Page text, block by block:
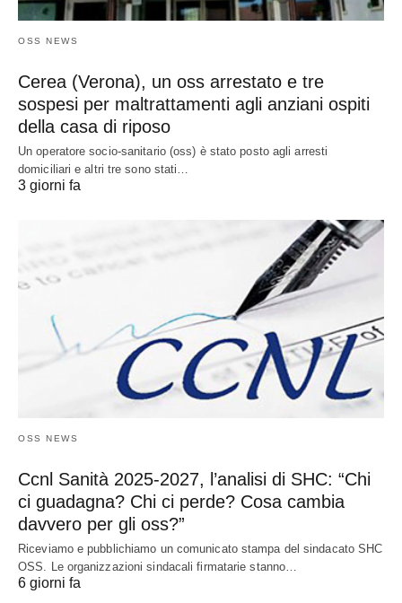
OSS NEWS
Cerea (Verona), un oss arrestato e tre
sospesi per maltrattamenti agli anziani ospiti
della casa di riposo
Un operatore socio-sanitario (oss) è stato posto agli arresti
domiciliari e altri tre sono stati…
3 giorni fa
OSS NEWS
Ccnl Sanità 2025-2027, l’analisi di SHC: “Chi
ci guadagna? Chi ci perde? Cosa cambia
davvero per gli oss?”
Riceviamo e pubblichiamo un comunicato stampa del sindacato SHC
OSS. Le organizzazioni sindacali firmatarie stanno…
6 giorni fa